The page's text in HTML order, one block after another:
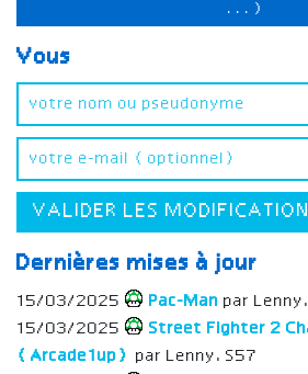
...)
Vous
VALIDER LES
Dernières mises à jour
15/03/2025 Pac-Man par
15/03/2025
Street Fighter 2
(Arcade1up)
par Lenny.S57